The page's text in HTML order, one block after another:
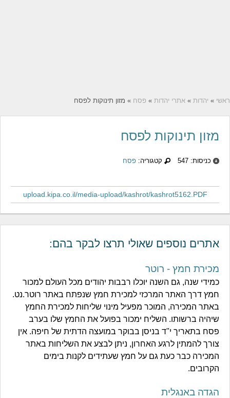
ראשי » יהדות » אתרי יהדות » פסח » מזון תינוקות לפסח
מזון תינוקות לפסח
כניסות: 547 קטגוריה: פסח
upload.kipa.co.il/media-upload/kashrot/kashrot5162.PDF
אתרים נוספים שאולי תרצו לבקר בהם:
מכירת חמץ - רוטר
כמידי שנה, גם השנה יוכלו רבבות יהודים מכל העולם למכור
חמץ דרך האתר המרכזי למכירת חמץ שנפתח באתר רוטר.נט.
באתר המכירה, המוכר מפעיל מינוי שליחות למכירת החמץ
שיהיה ברשותו. השליח ימכור בפועל את החמץ שלו בערב
פסח בתאריך י"ד בניסן בבוקר במועצה הדתית של חיפה. אין
צורך להמתין לרגע האחרון, ניתן לבצע את השליחות באתר
המכירה כבר כעת גם על חמץ שעתידים לקנות בימים
הקרובים.
הגדה באנגלית